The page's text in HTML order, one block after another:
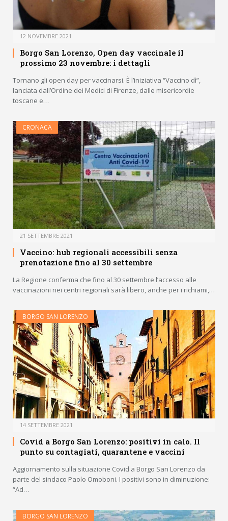
12 NOVEMBRE 2021
Borgo San Lorenzo, Open day vaccinale il
prossimo 23 novembre: i dettagli
Tornano gli open day per vaccinarsi. È l’iniziativa “Vaccino dì”,
lanciata dall’Ordine dei Medici di Firenze, dalle misericordie
toscane e…
CRONACA
21 SETTEMBRE 2021
Vaccino: hub regionali accessibili senza
prenotazione fino al 30 settembre
La Regione conferma che fino al 30 settembre l’accesso alle
vaccinazioni nei centri regionali sarà libero, anche per i richiami,…
BORGO SAN LORENZO
14 SETTEMBRE 2021
Covid a Borgo San Lorenzo: positivi in calo. Il
punto su contagiati, quarantene e vaccini
Aggiornamento sulla situazione Covid a Borgo San Lorenzo da
parte del sindaco Paolo Omoboni. I positivi sono in diminuzione:
“Ad…
BORGO SAN LORENZO